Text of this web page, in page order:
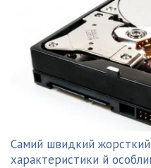
Самий швидкий
характеристики й